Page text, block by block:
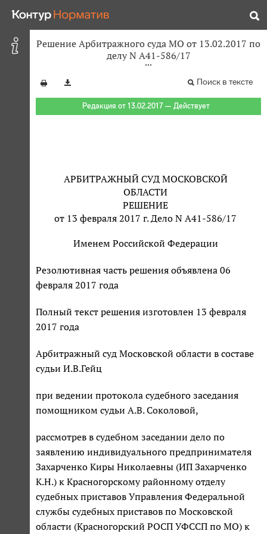
Решение Арбитражного суда МО от 13.02.2017 по
делу N А41-586/17
Поиск в тексте
Редакция от 13.02.2017 — Действует
АРБИТРАЖНЫЙ СУД МОСКОВСКОЙ
ОБЛАСТИ
РЕШЕНИЕ
от 13 февраля 2017 г. Дело N А41-586/17
Именем Российской Федерации
Резолютивная часть решения объявлена 06
февраля 2017 года
Полный текст решения изготовлен 13 февраля
2017 года
Арбитражный суд Московской области в составе
судьи И.В.Гейц
при ведении протокола судебного заседания
помощником судьи А.В. Соколовой,
рассмотрев в судебном заседании дело по
заявлению индивидуального предпринимателя
Захарченко Киры Николаевны (ИП Захарченко
К.Н.) к Красногорскому районному отделу
судебных приставов Управления Федеральной
службы судебных приставов по Московской
области (Красногорский РОСП УФССП по МО) к